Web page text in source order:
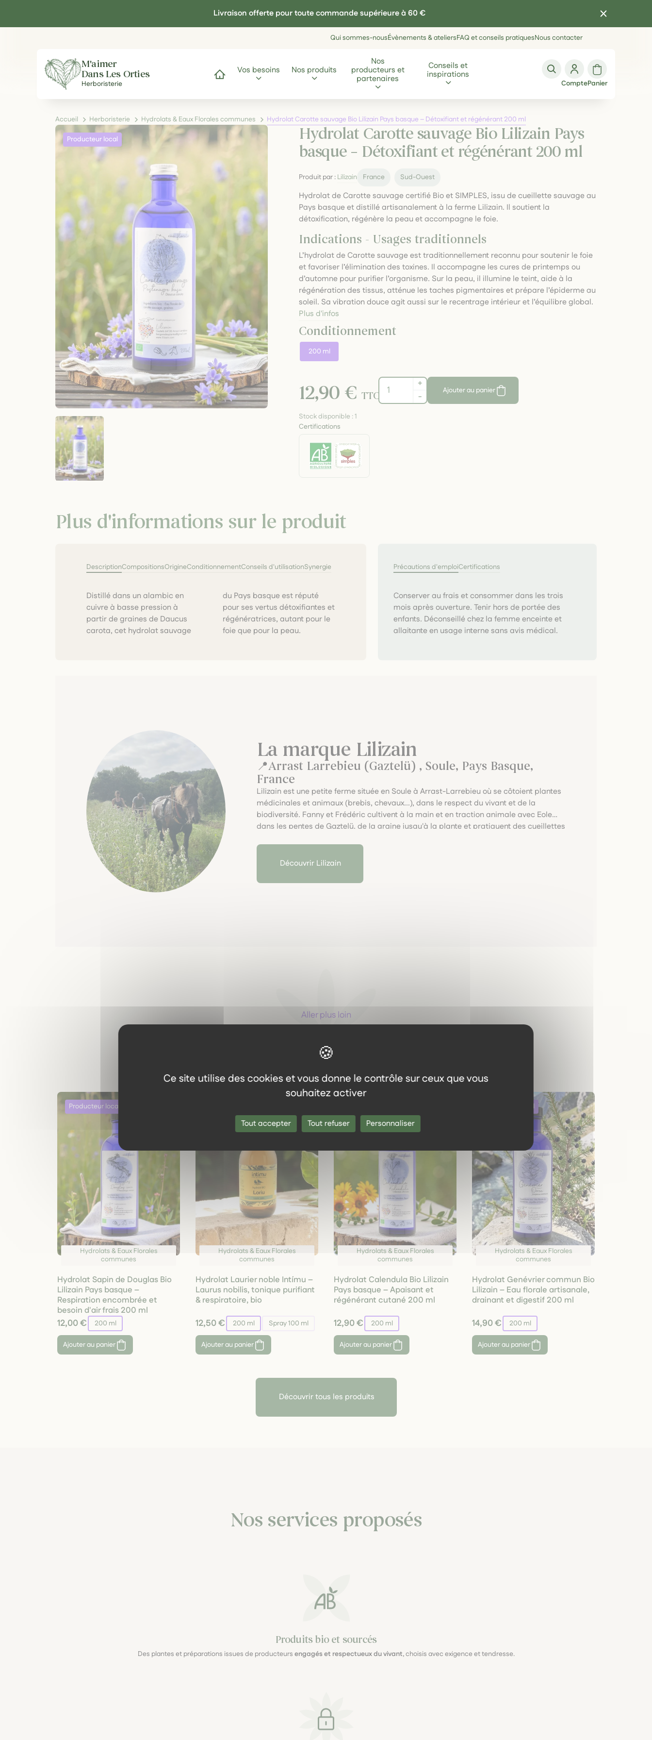
Ce site utilise des cookies et vous donne le contrôle sur ceux que vous
souhaitez activer
Tout accepter Tout refuser Personnaliser
Livraison offerte pour toute commande supérieure à 60 €
Qui sommes-nousÉvènements & ateliersFAQ et conseils pratiquesNous contacter
M'aimer
Dans Les Orties
Herboristerie
Accueil
Vos besoins Nos produits
Nos
producteurs et
partenaires
Conseils et
inspirations
ComptePanier
Accueil Herboristerie Hydrolats & Eaux Florales communes Hydrolat Carotte sauvage Bio Lilizain Pays basque – Détoxifiant et régénérant 200 ml
Hydrolat Carotte sauvage Bio Lilizain Pays
basque – Détoxifiant et régénérant 200 ml
Produit par : Lilizain France Sud-Ouest
Hydrolat de Carotte sauvage certifié Bio et SIMPLES, issu de cueillette sauvage au
Pays basque et distillé artisanalement à la ferme Lilizain. Il soutient la
détoxification, régénère la peau et accompagne le foie.
Indications - Usages traditionnels
L’hydrolat de Carotte sauvage est traditionnellement reconnu pour soutenir le foie
et favoriser l’élimination des toxines. Il accompagne les cures de printemps ou
d’automne pour purifier l’organisme. Sur la peau, il illumine le teint, aide à la
régénération des tissus, atténue les taches pigmentaires et prépare l’épiderme au
soleil. Sa vibration douce agit aussi sur le recentrage intérieur et l’équilibre global.
Plus d'infos
Conditionnement
200 ml
12,90 € TTC
+
-
Ajouter au panier
Stock disponible :1
Certifications
Plus d'informations sur le produit
DescriptionCompositionsOrigineConditionnementConseils d'utilisationSynergie
Distillé dans un alambic en
cuivre à basse pression à
partir de graines de Daucus
carota, cet hydrolat sauvage
du Pays basque est réputé
pour ses vertus détoxifiantes et
régénératrices, autant pour le
foie que pour la peau.
Précautions d'emploiCertifications
Conserver au frais et consommer dans les trois
mois après ouverture. Tenir hors de portée des
enfants. Déconseillé chez la femme enceinte et
allaitante en usage interne sans avis médical.
La marque Lilizain
Arrast Larrebieu (Gaztelü) , Soule, Pays Basque,
France
Lilizain est une petite ferme située en Soule à Arrast-Larrebieu où se côtoient plantes
médicinales et animaux (brebis, chevaux...), dans le respect du vivant et de la
biodiversité. Fanny et Frédéric cultivent à la main et en traction animale avec Eole
dans les pentes de Gaztelü, de la graine jusqu'à la plante et pratiquent des cueillettes
aromates) issus de plantes transformées par leurs soins, sont proposées en
Agriculture Biologique pour les humains et pour les animaux.
Découvrir Lilizain
Aller plus loin
même gamme
Hydrolats & Eaux Florales
communes
Hydrolat Sapin de Douglas Bio
Lilizain Pays basque –
Respiration encombrée et
besoin d'air frais 200 ml
12,00 € 200 ml
Ajouter au panier
Hydrolats & Eaux Florales
communes
Hydrolat Laurier noble Intímu –
Laurus nobilis, tonique purifiant
& respiratoire, bio
12,50 € 200 ml Spray 100 ml
Ajouter au panier
Hydrolats & Eaux Florales
communes
Hydrolat Calendula Bio Lilizain
Pays basque – Apaisant et
régénérant cutané 200 ml
12,90 € 200 ml
Ajouter au panier
Hydrolats & Eaux Florales
communes
Hydrolat Genévrier commun Bio
Lilizain – Eau florale artisanale,
drainant et digestif 200 ml
14,90 € 200 ml
Ajouter au panier
Découvrir tous les produits
Nos services proposés
Produits bio et sourcés
Des plantes et préparations issues de producteurs engagés et respectueux du vivant, choisis avec exigence et tendresse.